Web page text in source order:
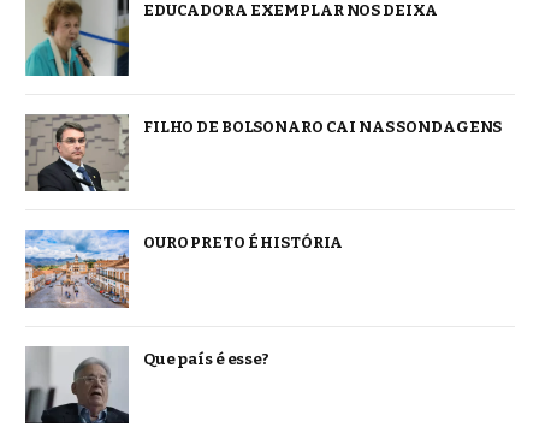
EDUCADORA EXEMPLAR NOS DEIXA
FILHO DE BOLSONARO CAI NAS SONDAGENS
OURO PRETO É HISTÓRIA
Que país é esse?